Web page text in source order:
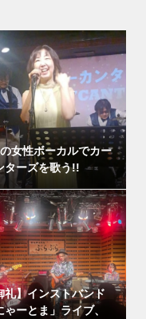
女性ボーカルでカー
ターズを歌う!!
礼】インストバンド
ゃーとま」ライブ、